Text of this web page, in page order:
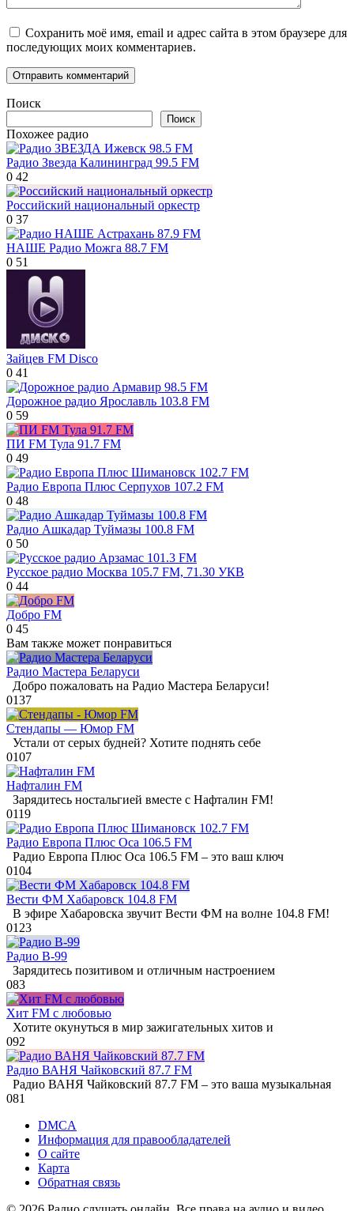
Сохранить моё имя, email и адрес сайта в этом браузере для
последующих моих комментариев.
Поиск
Поиск
Похожее радио
Радио Звезда Калининград 99.5 FM
0 42
Российский национальный оркестр
0 37
НАШЕ Радио Можга 88.7 FM
0 51
Зайцев FM Disco
0 41
Дорожное радио Ярославль 103.8 FM
0 59
ПИ FM Тула 91.7 FM
0 49
Радио Европа Плюс Серпухов 107.2 FM
0 48
Радио Ашкадар Туймазы 100.8 FM
0 50
Русское радио Москва 105.7 FM, 71.30 УКВ
0 44
Добро FM
0 45
Вам также может понравиться
Радио Мастера Беларуси
Добро пожаловать на Радио Мастера Беларуси!
0137
Стендапы — Юмор FM
Устали от серых будней? Хотите поднять себе
0107
Нафталин FM
Зарядитесь ностальгией вместе с Нафталин FM!
0119
Радио Европа Плюс Оса 106.5 FM
Радио Европа Плюс Оса 106.5 FM – это ваш ключ
0104
Вести ФМ Хабаровск 104.8 FM
В эфире Хабаровска звучит Вести ФМ на волне 104.8 FM!
0123
Радио В-99
Зарядитесь позитивом и отличным настроением
083
Хит FM с любовью
Хотите окунуться в мир зажигательных хитов и
092
Радио ВАНЯ Чайковский 87.7 FM
Радио ВАНЯ Чайковский 87.7 FM – это ваша музыкальная
081
DMCA
Информация для правообладателей
О сайте
Карта
Обратная связь